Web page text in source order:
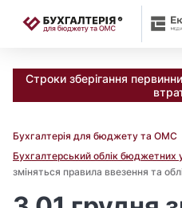
Строки зберігання
Бухгалтерія для бюджету та ОМС
Бухгалтерський облік бюджетних
зміняться правила ввезення та